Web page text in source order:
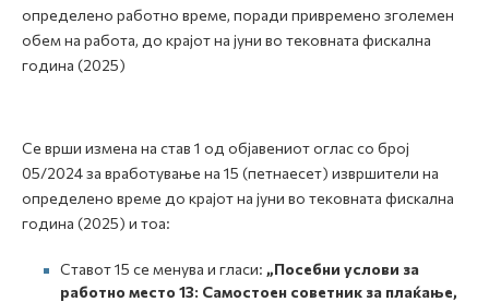
определено работно време, поради привремено зголемен
обем на работа, до крајот на јуни во тековната фискална
година (2025)
Се врши измена на став 1 од објавениот оглас со број
05/2024 за вработување на 15 (петнаесет) извршители на
определено време до крајот на јуни во тековната фискална
година (2025) и тоа:
Ставот 15 се менува и гласи: „Посебни услови за
работно место 13: Самостоен советник за плаќање,